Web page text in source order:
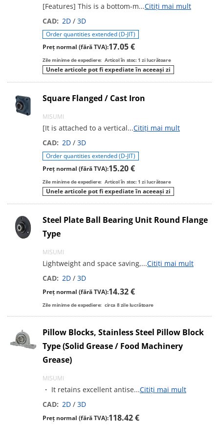
[Features] This is a bottom-m...Citiți mai mult
CAD: 2D / 3D
Order quantities extended (D-JIT)
Preț normal (fără TVA):17.05 €
Zile minime de expediere: Articol în stoc: 1 zi lucrătoare
Unele articole pot fi expediate în aceeași zi
Square Flanged / Cast Iron
MISUMI
[It is attached to a vertical...Citiți mai mult
CAD: 2D / 3D
Order quantities extended (D-JIT)
Preț normal (fără TVA):15.20 €
Zile minime de expediere: Articol în stoc: 1 zi lucrătoare
Unele articole pot fi expediate în aceeași zi
Steel Plate Ball Bearing Unit Round Flange
Type
MISUMI
Lightweight and space saving,...Citiți mai mult
CAD: 2D / 3D
Preț normal (fără TVA):14.32 €
Zile minime de expediere: circa 8zile lucrătoare
Pillow Blocks, Stainless Steel Pillow Block
Type (Solid Grease / Food Machinery
Grease)
MISUMI
・ It retains excellent antise...Citiți mai mult
CAD: 2D / 3D
Preț normal (fără TVA):118.42 €